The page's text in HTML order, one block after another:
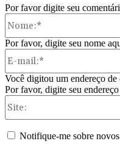
Por favor digite seu
Por favor, digite seu nome
Você digitou um endereço
Por favor, digite seu
Notifique-me sobre